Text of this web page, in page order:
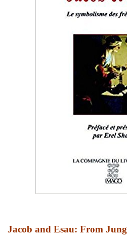
Jacob and Esau: From